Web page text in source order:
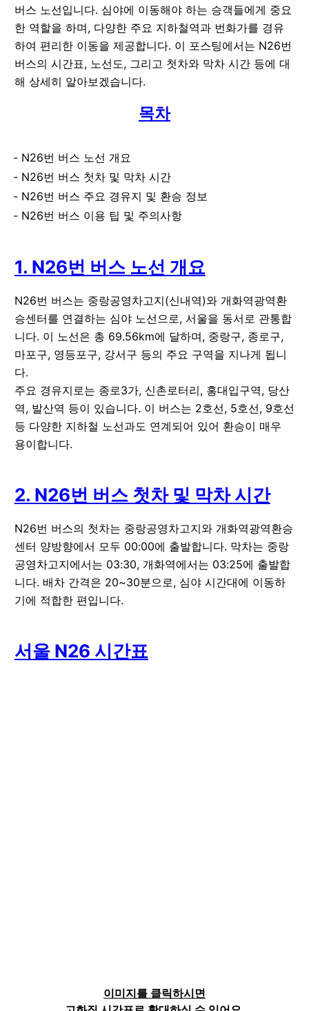
버스 노선입니다. 심야에 이동해야 하는 승객들에게 중요
한 역할을 하며, 다양한 주요 지하철역과 번화가를 경유
하여 편리한 이동을 제공합니다. 이 포스팅에서는 N26번
버스의 시간표, 노선도, 그리고 첫차와 막차 시간 등에 대
해 상세히 알아보겠습니다.
목차
N26번 버스 노선 개요
N26번 버스 첫차 및 막차 시간
N26번 버스 주요 경유지 및 환승 정보
N26번 버스 이용 팁 및 주의사항
1. N26번 버스 노선 개요
N26번 버스는 중랑공영차고지(신내역)와 개화역광역환
승센터를 연결하는 심야 노선으로, 서울을 동서로 관통합
니다. 이 노선은 총 69.56km에 달하며, 중랑구, 종로구,
마포구, 영등포구, 강서구 등의 주요 구역을 지나게 됩니
다.
주요 경유지로는 종로3가, 신촌로터리, 홍대입구역, 당산
역, 발산역 등이 있습니다. 이 버스는 2호선, 5호선, 9호선
등 다양한 지하철 노선과도 연계되어 있어 환승이 매우
용이합니다.
2. N26번 버스 첫차 및 막차 시간
N26번 버스의 첫차는 중랑공영차고지와 개화역광역환승
센터 양방향에서 모두 00:00에 출발합니다. 막차는 중랑
공영차고지에서는 03:30, 개화역에서는 03:25에 출발합
니다. 배차 간격은 20~30분으로, 심야 시간대에 이동하
기에 적합한 편입니다.
서울 N26 시간표
이미지를 클릭하시면